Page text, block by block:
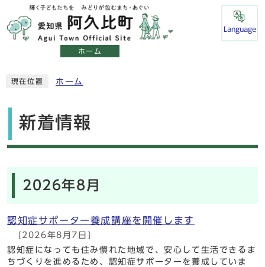
ホーム
Language
現在位置 ホーム
新着情報
2026年8月
認知症サポーター養成講座を開催します
[2026年8月7日]
認知症になっても住み慣れた地域で、安心して生活できるま
ちづくりを進めるため、認知症サポーターを養成していま